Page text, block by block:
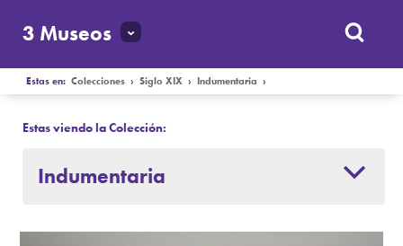
3 Museos
Estas en:Colecciones ›Siglo XIX ›Indumentaria ›
Estas viendo la Colección:
Indumentaria